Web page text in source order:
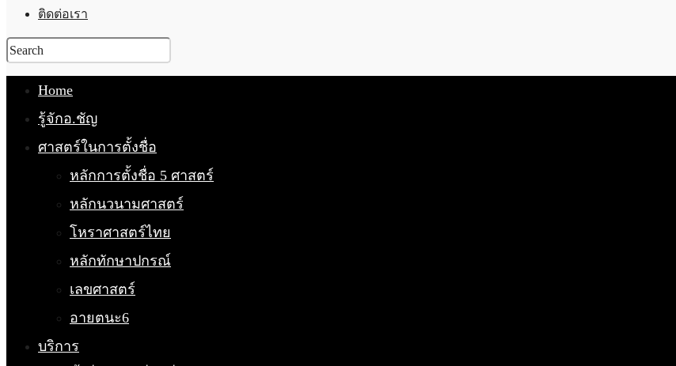
ติดต่อเรา
Home
รู้จักอ.ชัญ
ศาสตร์ในการตั้งชื่อ
หลักการตั้งชื่อ 5 ศาสตร์
หลักนวนามศาสตร์
โหราศาสตร์ไทย
หลักทักษาปกรณ์
เลขศาสตร์
อายตนะ6
บริการ